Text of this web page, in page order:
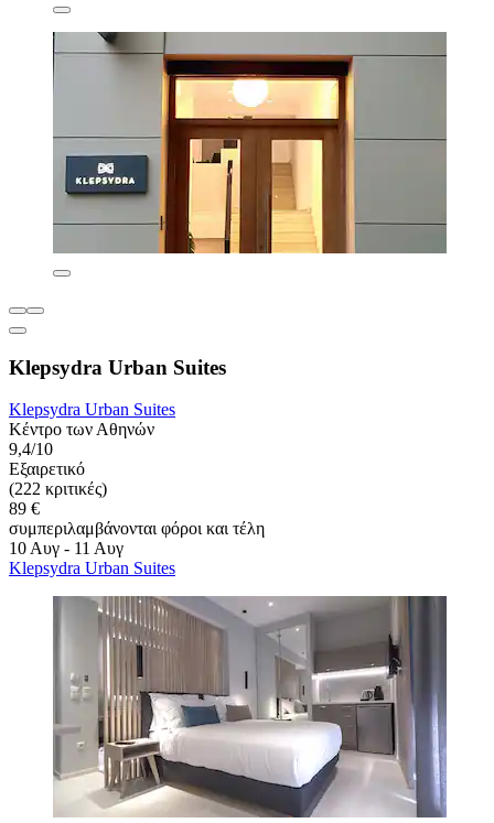
Klepsydra Urban Suites
Klepsydra Urban Suites
Κέντρο των Αθηνών
9,4/10
Εξαιρετικό
(222 κριτικές)
89 €
συμπεριλαμβάνονται φόροι και τέλη
10 Αυγ - 11 Αυγ
Klepsydra Urban Suites